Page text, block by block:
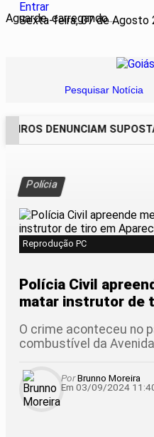
Aguarde, carregando...
Entrar
Sexta-feira, 07 de Agosto
Pesquisar Notícia
DENUNCIAM
Polícia
Reprodução PC
Polícia Civil
matar instrutor de
O crime aconteceu no
combustível da
PorBrunno Moreira
Em 03/09/2024